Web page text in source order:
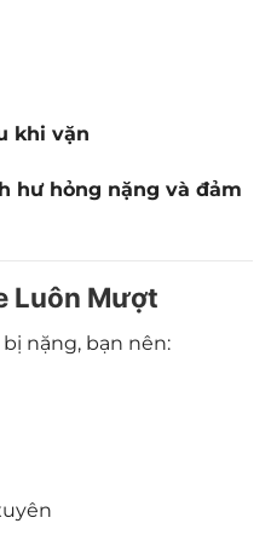
khi vặn
hư hỏng nặng và đảm
Luôn Mượt
nặng, bạn nên: